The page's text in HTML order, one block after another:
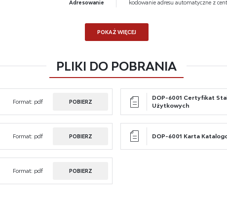
Adresowanie kodowanie adresu automatyczne z
POKAŻ WIĘCEJ
PLIKI DO POBRANIA
Format: pdf POBIERZ
DOP-6001 Certyfikat
Użytkowych
Format: pdf POBIERZ DOP-6001 Karta
Format: pdf POBIERZ
Promocyjne pliki cookies służą do prezentowania Ci naszych komunikatów na podstawie
internetowej. Treści promocyjne mogą pojawić się na stronach podmiotów trzecich lub firm
będących naszymi partnerami oraz innych dostawców usług. Firmy te działają w charakterze
pośredników prezentujących nasze treści w postaci wiadomości, ofert, komunikatów mediów